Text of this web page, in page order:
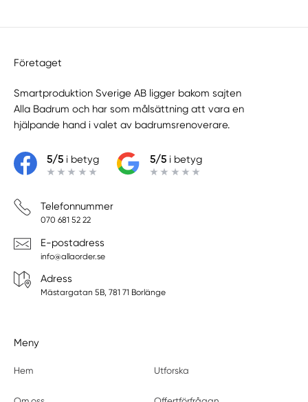
Företaget
Smartproduktion Sverige AB ligger bakom sajten
Alla Badrum och har som målsättning att vara en
hjälpande hand i valet av badrumsrenoverare.
5/5i betyg 5/5i betyg
Telefonnummer
070 681 52 22
E-postadress
info@allaorder.se
Adress
Mästargatan 5B, 781 71 Borlänge
Meny
Hem Utforska